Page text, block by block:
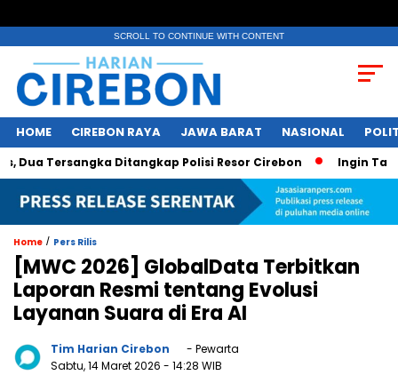
SCROLL TO CONTINUE WITH CONTENT
HOME CIREBON RAYA JAWA BARAT NASIONAL
Tersangka Ditangkap Polisi Resor Cirebon Ingin Tampil
Home / Pers Rilis
[MWC 2026] GlobalData Terbitkan
Laporan Resmi tentang Evolusi
Layanan Suara di Era AI
Tim Harian Cirebon
- Pewarta
Sabtu, 14 Maret 2026 - 14:28 WIB